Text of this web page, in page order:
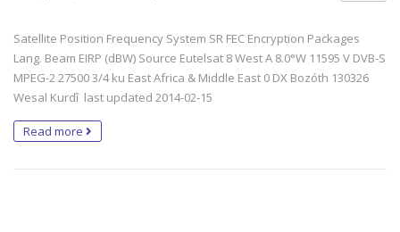
Satellite Position Frequency System SR FEC Encryption Packages
Lang. Beam EIRP (dBW) Source Eutelsat 8 West A 8.0°W 11595 V DVB-S
MPEG-2 27500 3/4 ku East Africa & Middle East 0 DX Bozóth 130326
Wesal Kurdî last updated 2014-02-15
Read more